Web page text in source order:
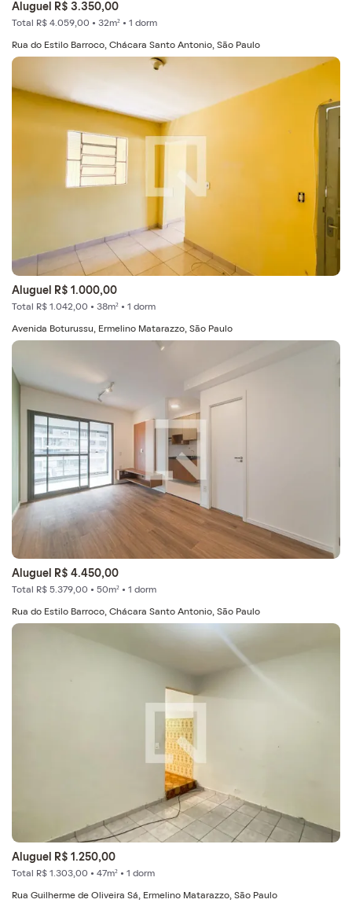
Aluguel R$ 3.350,00
Total R$ 4.059,00 • 32m² • 1 dorm
Rua do Estilo Barroco, Chácara Santo Antonio, São Paulo
Aluguel R$ 1.000,00
Total R$ 1.042,00 • 38m² • 1 dorm
Avenida Boturussu, Ermelino Matarazzo, São Paulo
Aluguel R$ 4.450,00
Total R$ 5.379,00 • 50m² • 1 dorm
Rua do Estilo Barroco, Chácara Santo Antonio, São Paulo
Aluguel R$ 1.250,00
Total R$ 1.303,00 • 47m² • 1 dorm
Rua Guilherme de Oliveira Sá, Ermelino Matarazzo, São Paulo